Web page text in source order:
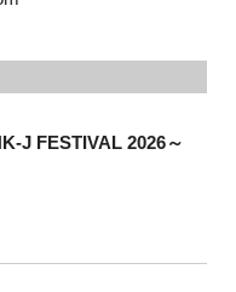
J FESTIVAL 2026～